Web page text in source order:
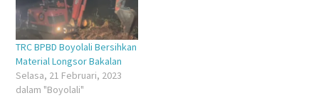
TRC BPBD Boyolali Bersihkan
Material Longsor Bakalan
Selasa, 21 Februari, 2023
dalam "Boyolali"